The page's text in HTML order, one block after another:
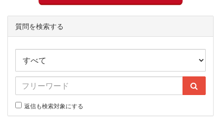
質問を検索する
返信も検索対象にする